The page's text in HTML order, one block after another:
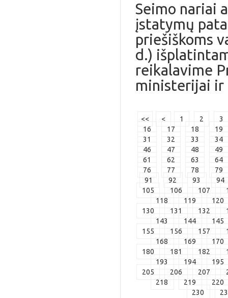
Seimo nariai
įstatymų
priešiškoms
d.)
reikalavime
ministerijai ir
<< < 1 2
3
16
17 18
19
31
32 33
34
46
47 48
49
61
62 63
64
76
77 78
79
91
92 93
94
105
106 107
118
119
120
130
131 132
143
144
145
155
156 157
168
169
170
180
181 182
193
194
195
205
206 207
218
219
220
230